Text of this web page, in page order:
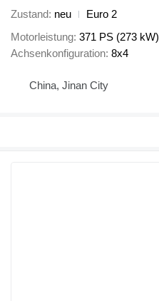
Zustand neu
Euro 2
Motorleistung 371 PS (273 kW)
Achsenkonfiguration 8x4
China, Jinan City